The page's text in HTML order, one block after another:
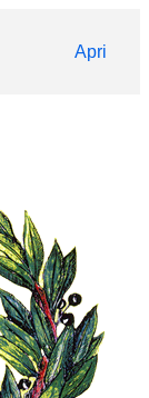
Apri